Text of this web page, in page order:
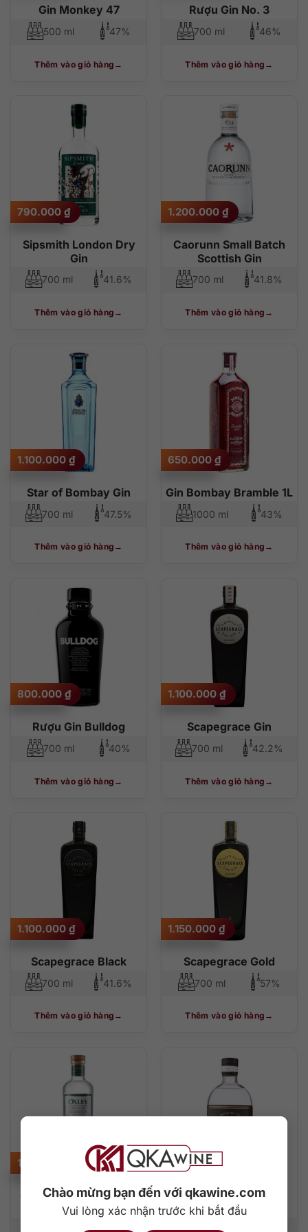
Chào mừng bạn đến với qkawine.com
Vui lòng xác nhận trước khi bắt đầu
Gin Monkey 47
1.450.000 ₫.
1.350.000 ₫.
500 ml 47%
Thêm vào giỏ hàng
Rượu Gin No. 3
700 ml 46%
Thêm vào giỏ hàng
Sipsmith London Dry
Gin
790.000 ₫
700 ml 41.6%
Thêm vào giỏ hàng
Caorunn Small Batch
Scottish Gin
1.200.000 ₫
700 ml 41.8%
Thêm vào giỏ hàng
Star of Bombay Gin
1.100.000 ₫
700 ml 47.5%
Thêm vào giỏ hàng
Gin Bombay Bramble 1L
650.000 ₫
1000 ml 43%
Thêm vào giỏ hàng
Rượu Gin Bulldog
800.000 ₫
700 ml 40%
Thêm vào giỏ hàng
Scapegrace Gin
1.100.000 ₫
700 ml 42.2%
Thêm vào giỏ hàng
Scapegrace Black
1.100.000 ₫
700 ml 41.6%
Thêm vào giỏ hàng
Scapegrace Gold
1.150.000 ₫
700 ml 57%
Thêm vào giỏ hàng
Oxley London Dry Gin
1.080.000
Four Pillars Rare Dry
Gin
960.000₫